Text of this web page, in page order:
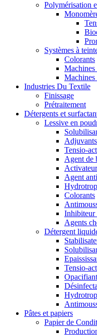
Polymérisation
Systèmes à
Colorants
Machines
Machines
Industries Du Textile
Finissage
Prétraitement
Détergents et
Lessive en
Adjuvants
Tensio-
Agent de
Agent
Colorants
Inhibiteur
Agents
Détergent
Tensio-
Pâtes et papiers
Papier de